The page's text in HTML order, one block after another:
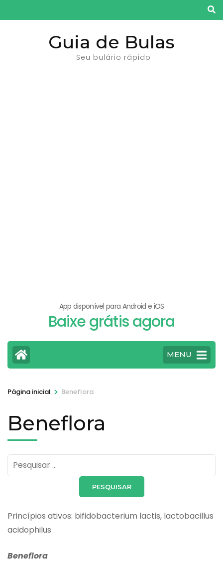
para
Guia de Bulas
Seu bulário rápido
App disponível para Android e iOS
Baixe grátis agora
MENU
Página inicial > Beneflora
Beneflora
Pesquisar
por:
Princípios ativos: bifidobacterium lactis, lactobacillus
acidophilus
Beneflora